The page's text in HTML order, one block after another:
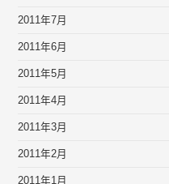
2011年7月
2011年6月
2011年5月
2011年4月
2011年3月
2011年2月
2011年1月